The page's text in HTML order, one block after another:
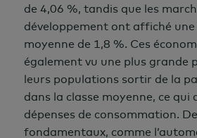
de 4,06 %, tandis que les
développement ont affiché une
moyenne de 1,8 %. Ces
également vu une plus grande
leurs populations sortir de la
dans la classe moyenne, ce qui
dépenses de consommation.
fondamentaux, comme